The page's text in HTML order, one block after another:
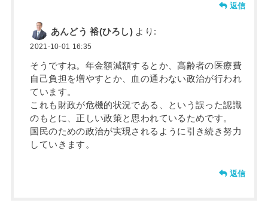
返信
あんどう 裕(ひろし) より:
2021-10-01 16:35
そうですね。年金額減額するとか、高齢者の医療費
自己負担を増やすとか、血の通わない政治が行われ
ています。
これも財政が危機的状況である、という誤った認識
のもとに、正しい政策と思われているためです。
国民のための政治が実現されるように引き続き努力
していきます。
返信